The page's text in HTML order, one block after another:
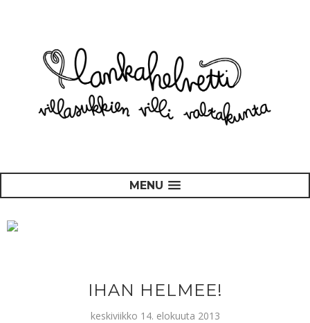
MENU
IHAN HELMEE!
keskiviikko 14. elokuuta 2013